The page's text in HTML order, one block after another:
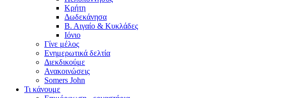
Κρήτη
Δωδεκάνησα
Β. Αιγαίο & Κυκλάδες
Ιόνιο
Γίνε μέλος
Ενημερωτικά δελτία
Διεκδικούμε
Ανακοινώσεις
Somers John
Τι κάνουμε